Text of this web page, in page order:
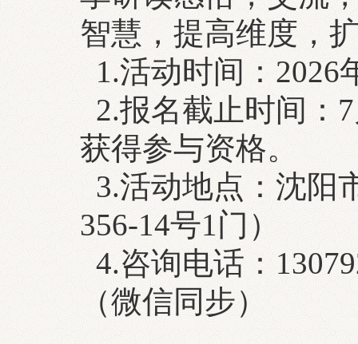
智慧，提高维度，
1.活动时间：2026
2.报名截止时间：
获得参与资格。
3.活动地点：沈阳
356-14号1门）
4.咨询电话：
（微信同步）